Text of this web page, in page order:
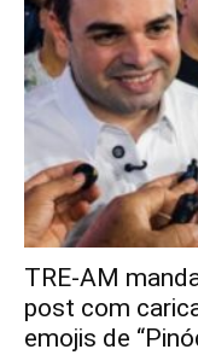
TRE-AM
post com
emojis de